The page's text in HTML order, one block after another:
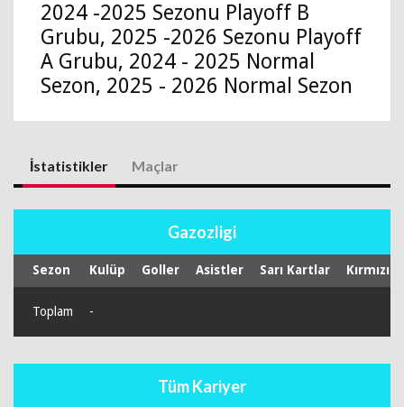
2024 -2025 Sezonu Playoff B
Grubu, 2025 -2026 Sezonu Playoff
A Grubu, 2024 - 2025 Normal
Sezon, 2025 - 2026 Normal Sezon
İstatistikler Maçlar
Gazozligi
Sezon Kulüp Goller Asistler Sarı Kartlar Kırmızı
Toplam -
Tüm Kariyer